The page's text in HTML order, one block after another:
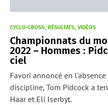
CYCLO-CROSS RÉSULTATS VIDÉOS
Championnats du
2022 – Hommes :
ciel
Favori annoncé en
discipline, Tom Pidcock a
Haar et Eli Iserbyt.